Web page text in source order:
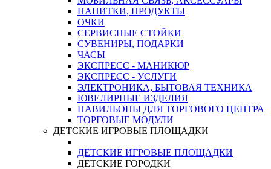
НАПИТКИ, ПРОДУКТЫ
ОЧКИ
СЕРВИСНЫЕ СТОЙКИ
СУВЕНИРЫ, ПОДАРКИ
ЧАСЫ
ЭКСПРЕСС - МАНИКЮР
ЭКСПРЕСС - УСЛУГИ
ЭЛЕКТРОНИКА, БЫТОВАЯ ТЕХНИКА
ЮВЕЛИРНЫЕ ИЗДЕЛИЯ
ПАВИЛЬОНЫ ДЛЯ ТОРГОВОГО ЦЕНТРА
ТОРГОВЫЕ МОДУЛИ
ДЕТСКИЕ ИГРОВЫЕ ПЛОЩАДКИ
ДЕТСКИЕ ИГРОВЫЕ ПЛОЩАДКИ
ДЕТСКИЕ ГОРОДКИ